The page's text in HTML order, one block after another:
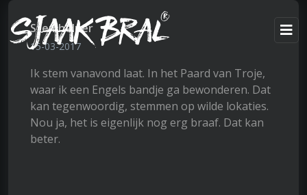
Stemhelper
15-03-2017
Ik stem vanavond laat. In het Paard van Troje,
waar ik een Engels bandje ga bewonderen. Dat
kan tegenwoordig, stemmen op wilde lokaties.
Nou ja, het is eigenlijk nog erg braaf. Dat kan
beter.